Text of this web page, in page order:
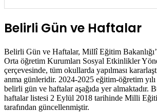
Belirli Gün ve Haftalar
Belirli Gün ve Haftalar, Millî Eğitim
Orta öğretim Kurumları Sosyal Etkinlikler
çerçevesinde, tüm okullarda yapılması
anma günleridir. 2024-2025 eğitim-öğretim yılı
belirli gün ve haftalar aşağıda yer almaktadır.
haftalar listesi 2 Eylül 2018 tarihinde Milli
tarafından güncellenmiştir.